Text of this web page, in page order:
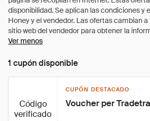
Ver menos
1 cupón disponible
Código
verificado
CUPÓN DESTACADO
Voucher per